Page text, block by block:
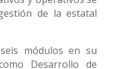
de la estatal
módulos en su
Desarrollo de